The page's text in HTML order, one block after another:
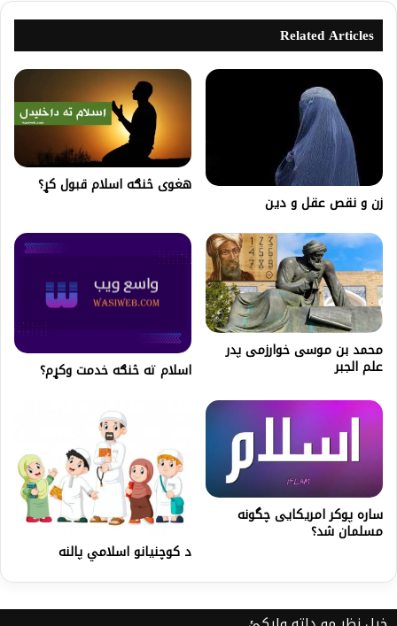
Related Articles
زن و نقص عقل و دین
هغوی څنګه اسلام قبول كړ؟
محمد بن موسی خوارزمی پدر
علم الجبر اسلام ته څنګه خدمت وکړم؟
ساره پوکر امریکایی چگونه
مسلمان شد؟
د کوچنيانو اسلامي پالنه